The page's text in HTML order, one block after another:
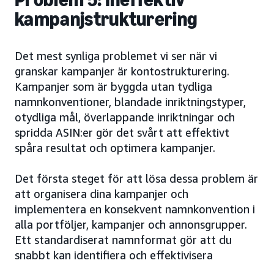
kampanjstrukturering
Det mest synliga problemet vi ser när vi
granskar kampanjer är kontostrukturering.
Kampanjer som är byggda utan tydliga
namnkonventioner, blandade inriktningstyper,
otydliga mål, överlappande inriktningar och
spridda ASIN:er gör det svårt att effektivt
spåra resultat och optimera kampanjer.
Det första steget för att lösa dessa problem är
att organisera dina kampanjer och
implementera en konsekvent namnkonvention i
alla portföljer, kampanjer och annonsgrupper.
Ett standardiserat namnformat gör att du
snabbt kan identifiera och effektivisera